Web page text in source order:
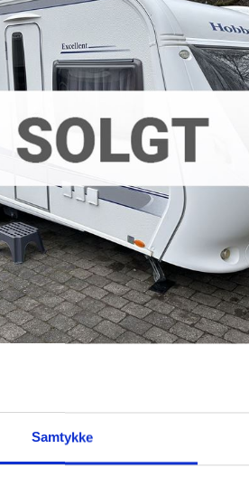
Samtykke
Rigtig fin Hobby med
Rigtig fin enkeltsengsvogn fra Hobby.